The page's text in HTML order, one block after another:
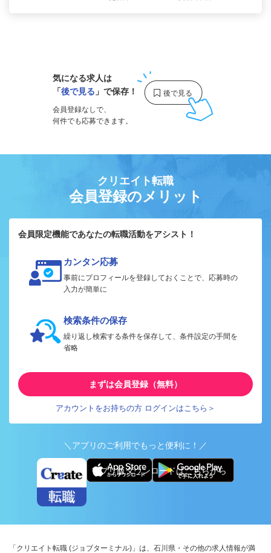
気になる求人は
「後で見る 」で保存！
会員登録なしで、
何件でも応募できます。
クリエイト転職
会員登録のメリット
会員限定機能であなたの転職活動をアシスト！
カンタン応募
事前にプロフィールを登録しておくことで、応募時の
入力が簡単に
検索条件の保存
繰り返し検索する条件を保存して、条件設定の手間を
省略
まずは会員登録（無料）
アカウントをお持ちの方 ログインはこちら＞
＼アプリのご利用でもっと便利に！／
アプリ版ダウンロードはこちらから
「クリエイト転職 (ジョブターミナル)」は、石川県・その他の求人情報が満